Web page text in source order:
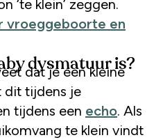
‘te klein’ zeggen.
vroeggeboorte en
dysmatuur is?
dat je een kleine
dit tijdens je
tijdens een echo. Als
te klein vindt